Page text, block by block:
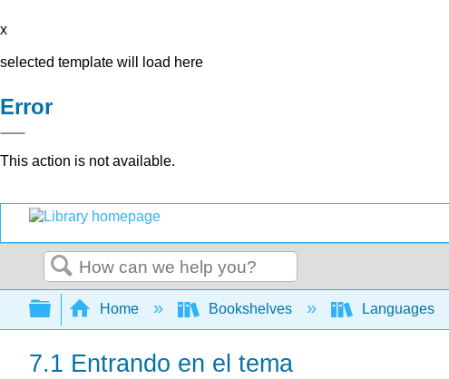
x
selected template will load here
Error
This action is not available.
Search
Expand/collapse global hierarchy
Home Bookshelves Languages
7.1 Entrando en el tema